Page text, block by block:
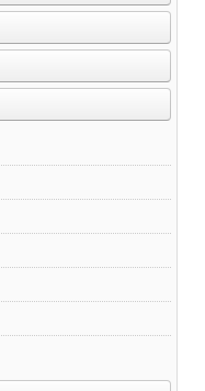
Phone Set